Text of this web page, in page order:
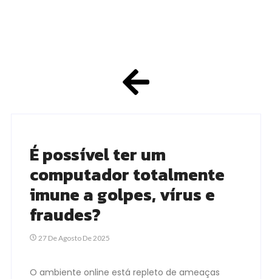
É possível ter um
computador totalmente
imune a golpes, vírus e
fraudes?
27 De Agosto De 2025
O ambiente online está repleto de ameaças